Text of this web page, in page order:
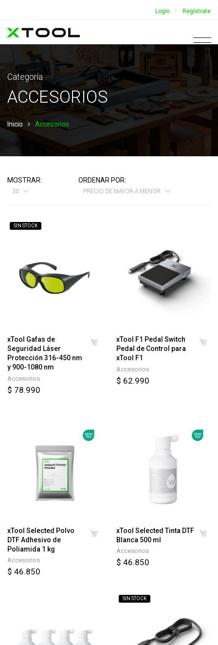
Login | Regístrate
Categoría
ACCESORIOS
Inicio Accesorios
MOSTRAR:
30
ORDENAR POR:
PRECIO DE MAYOR A MENOR
SIN STOCK
xTool Gafas de
Seguridad Láser
Protección 316-450 nm
y 900-1080 nm
Accesorios
$ 78.990
xTool F1 Pedal Switch
Pedal de Control para
xTool F1
Accesorios
$ 62.990
xTool Selected Polvo
DTF Adhesivo de
Poliamida 1 kg
Accesorios
$ 46.850
xTool Selected Tinta DTF
Blanca 500 ml
Accesorios
$ 46.850
SIN STOCK